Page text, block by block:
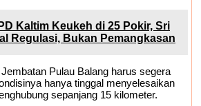
Kaltim Keukeh di 25 Pokir, Sri
Regulasi, Bukan Pemangkasan
Pulau Balang harus segera
hanya tinggal menyelesaikan
sepanjang 15 kilometer.